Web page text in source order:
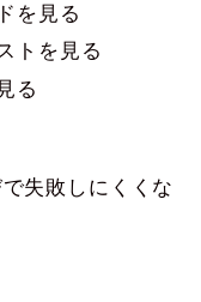
を見る
トを見る
る
失敗しにくくな